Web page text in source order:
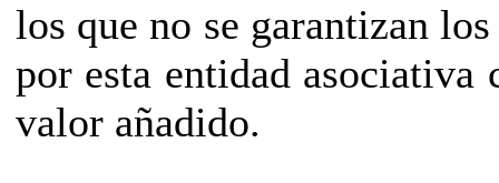
los que no se garantizan
por esta entidad asociativa
valor añadido.